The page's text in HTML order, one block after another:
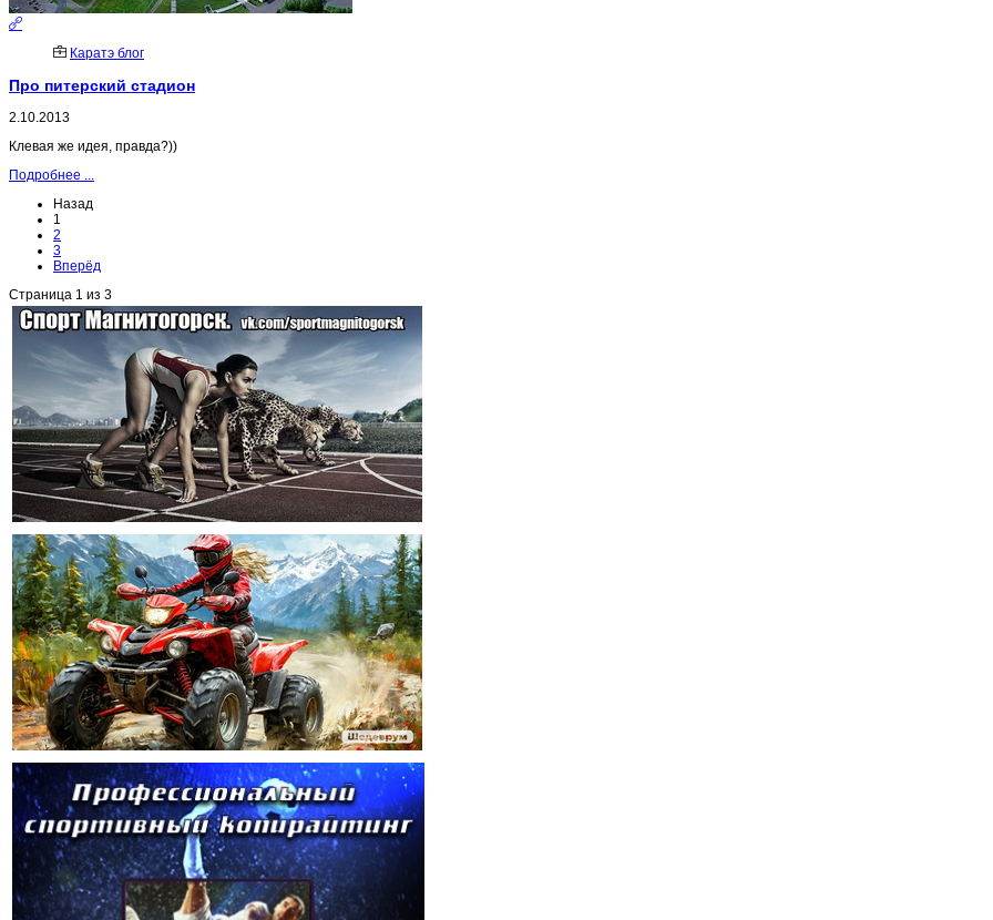
Каратэ блог
Про питерский стадион
2.10.2013
Клевая же идея, правда?))
Подробнее ...
Назад
1
2
3
Вперёд
Страница 1 из 3